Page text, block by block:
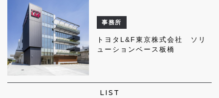
事務所
トヨタL&F東京株式会社 ソリ
ューションベース板橋
LIST